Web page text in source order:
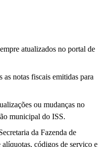
atualizados no portal de
notas fiscais emitidas para
ou mudanças no
municipal do ISS.
da Fazenda de
códigos de serviço e